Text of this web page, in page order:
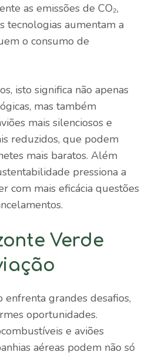
as emissões de CO₂,
tecnologias aumentam a
o consumo de
isto significa não apenas
mas também
mais silenciosos e
reduzidos, que podem
mais baratos. Além
pressiona a
com mais eficácia questões
Verde
enfrenta grandes desafios,
oportunidades.
e aviões
aéreas podem não só